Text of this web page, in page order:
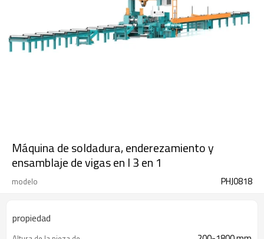
Máquina de soldadura, enderezamiento y
ensamblaje de vigas en I 3 en 1
modelo PHJ0818
propiedad